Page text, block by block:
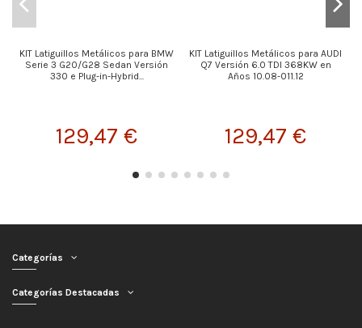
KIT Latiguillos Metálicos para BMW
Serie 3 G20/G28 Sedan Versión
330 e Plug-in-Hybrid...
129,47 €
KIT Latiguillos Metálicos para AUDI
Q7 Versión 6.0 TDI 368KW en
Años 10.08-011.12
129,47 €
Categorías
Categorías Destacadas